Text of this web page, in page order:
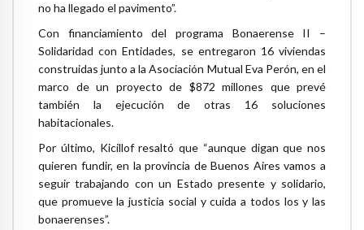
no ha llegado el pavimento”.
Con financiamiento del programa Bonaerense II –
Solidaridad con Entidades, se entregaron 16 viviendas
construidas junto a la Asociación Mutual Eva Perón, en el
marco de un proyecto de $872 millones que prevé
también la ejecución de otras 16 soluciones
habitacionales.
Por último, Kicillof resaltó que “aunque digan que nos
quieren fundir, en la provincia de Buenos Aires vamos a
seguir trabajando con un Estado presente y solidario,
que promueve la justicia social y cuida a todos los y las
bonaerenses”.